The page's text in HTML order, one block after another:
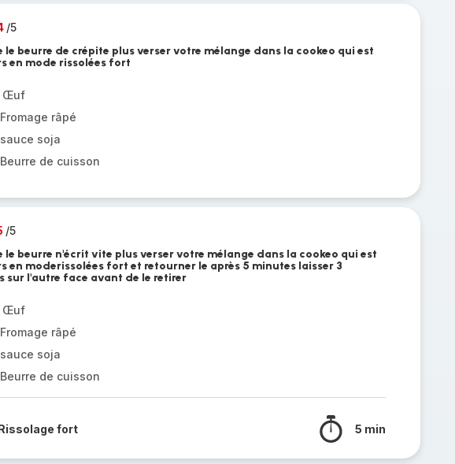
/5
le beurre de crépite plus verser votre mélange dans la cookeo qui est
en mode rissolées fort
Œuf
râpé
sauce soja
Beurre de cuisson
/5
le beurre n'écrit vite plus verser votre mélange dans la cookeo qui est
en moderissolées fort et retourner le après 5 minutes laisser 3
sur l'autre face avant de le retirer
Œuf
râpé
sauce soja
Beurre de cuisson
fort 5 min